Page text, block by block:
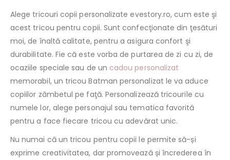
Alege tricouri copii personalizate evestory.ro, cum este şi
acest tricou pentru copii. Sunt confecţionate din ţesături
moi, de înaltă calitate, pentru a asigura confort şi
durabilitate. Fie că este vorba de purtarea de zi cu zi, de
ocaziile speciale sau de un cadou personalizat
memorabil, un tricou Batman personalizat le va aduce
copiilor zâmbetul pe faţă. Personalizează tricourile cu
numele lor, alege personajul sau tematica favorită
pentru a face fiecare tricou cu adevărat unic.
Nu numai că un tricou pentru copii le permite să-și
exprime creativitatea, dar promovează și încrederea în